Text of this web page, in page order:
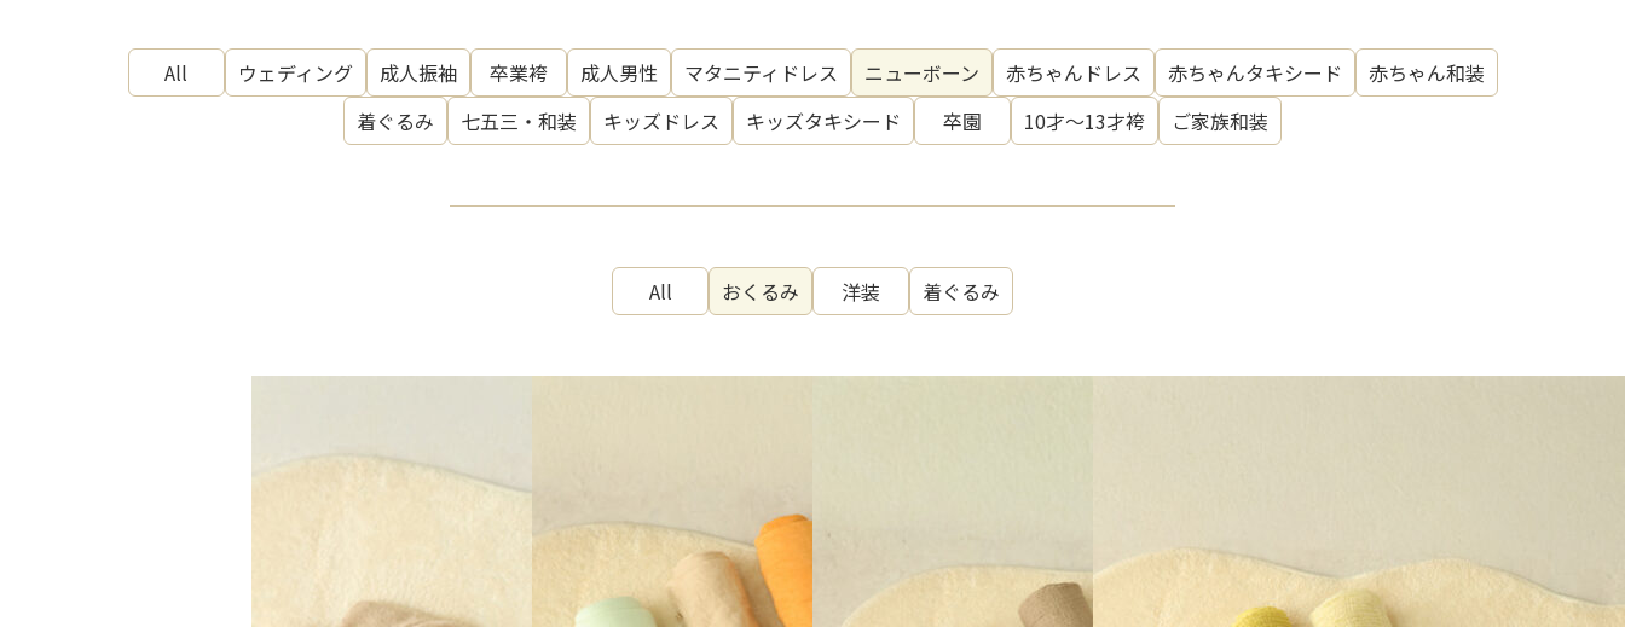
All ウェディング 成人振袖 卒業袴 成人男性 マタニティドレス ニューボーン 赤ちゃんドレス 赤ちゃんタキシード
赤ちゃん和装
着ぐるみ
七五三・和装 キッズドレス キッズタキシード 卒園 10才～13才袴 ご家族和装
All おくるみ 洋装 着ぐるみ